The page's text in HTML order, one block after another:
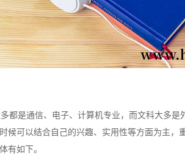
都是通信、电子、计算机专业，而文科大多是
候可以结合自己的兴趣、实用性等方面为主
有如下。